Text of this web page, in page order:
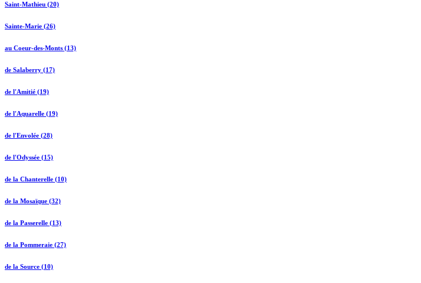
Saint-Mathieu (20)
Sainte-Marie (26)
au Coeur-des-Monts (13)
de Salaberry (17)
de l'Amitié (19)
de l'Aquarelle (19)
de l'Envolée (28)
de l'Odyssée (15)
de la Chanterelle (10)
de la Mosaïque (32)
de la Passerelle (13)
de la Pommeraie (27)
de la Source (10)